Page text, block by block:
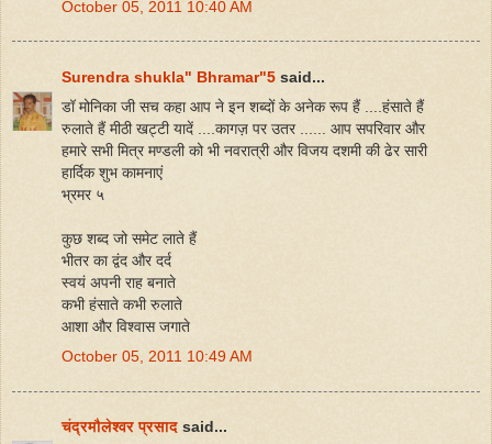
October 05, 2011 10:40 AM
Surendra shukla" Bhramar"5 said...
डॉ मोनिका जी सच कहा आप ने इन शब्दों के अनेक रूप हैं ....हंसाते हैं
रुलाते हैं मीठी खट्टी यादें ....कागज़ पर उतर ...... आप सपरिवार और
हमारे सभी मित्र मण्डली को भी नवरात्री और विजय दशमी की ढेर सारी
हार्दिक शुभ कामनाएं
भ्रमर ५
कुछ शब्द जो समेट लाते हैं
भीतर का द्वंद और दर्द
स्वयं अपनी राह बनाते
कभी हंसाते कभी रुलाते
आशा और विश्वास जगाते
October 05, 2011 10:49 AM
चंद्रमौलेश्वर प्रसाद said...